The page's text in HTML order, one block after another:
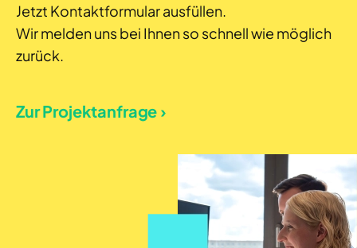
Jetzt Kontaktformular ausfüllen.
Wir melden uns bei Ihnen so schnell wie möglich
zurück.
Zur Projektanfrage ›